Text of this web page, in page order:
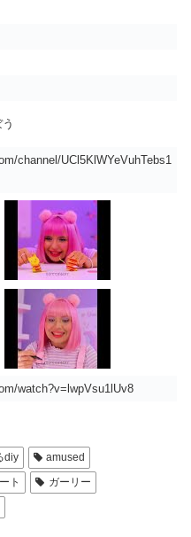
channel/UCl5KlWYeVuhTebs1
watch?v=lwpVsu1lUv8
diy
amused
ト
ガーリー